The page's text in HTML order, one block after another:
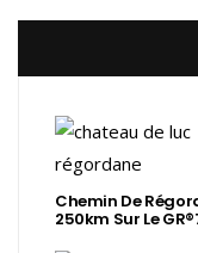
Chemin De
250km Sur Le